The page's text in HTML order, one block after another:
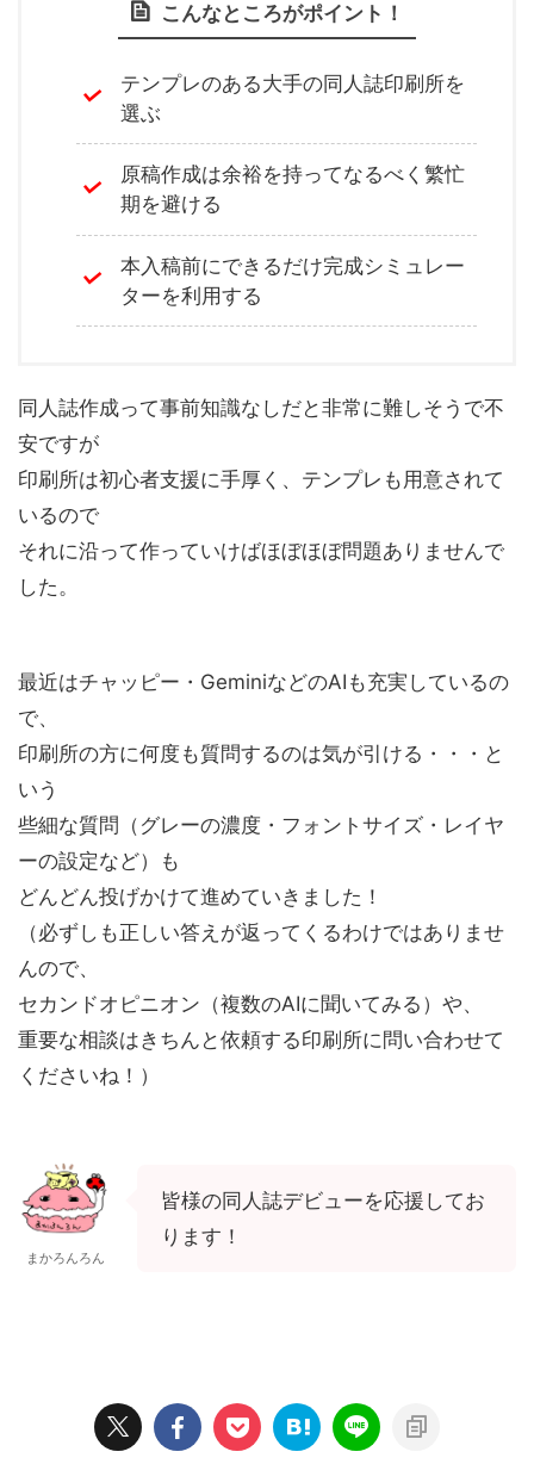
こんなところがポイント！
テンプレのある大手の同人誌印刷所を
選ぶ
原稿作成は余裕を持ってなるべく繁忙
期を避ける
本入稿前にできるだけ完成シミュレー
ターを利用する
同人誌作成って事前知識なしだと非常に難しそうで不
安ですが
印刷所は初心者支援に手厚く、テンプレも用意されて
いるので
それに沿って作っていけばほぼほぼ問題ありませんで
した。
最近はチャッピー・GeminiなどのAIも充実しているの
で、
印刷所の方に何度も質問するのは気が引ける・・・と
いう
些細な質問（グレーの濃度・フォントサイズ・レイヤ
ーの設定など）も
どんどん投げかけて進めていきました！
（必ずしも正しい答えが返ってくるわけではありませ
んので、
セカンドオピニオン（複数のAIに聞いてみる）や、
重要な相談はきちんと依頼する印刷所に問い合わせて
くださいね！）
まかろんろん
皆様の同人誌デビューを応援してお
ります！